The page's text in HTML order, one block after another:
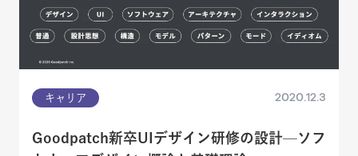
キャリア 2020.12.3
Goodpatch新卒UIデザイン研修の設計—ソフ